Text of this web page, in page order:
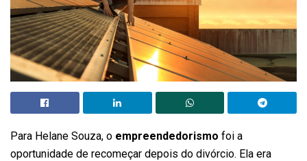
Para Helane Souza, o empreendedorismo foi a
oportunidade de recomeçar depois do divórcio. Ela era